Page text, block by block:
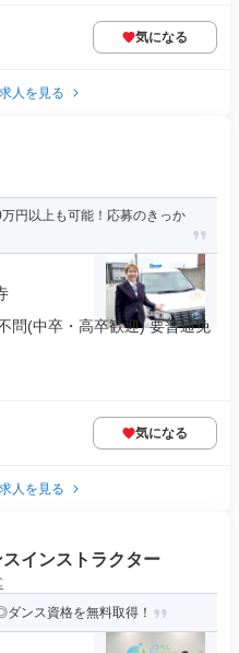
気になる
人を見る
円以上も可能！応募のきっか
問(中卒・高卒歓迎) 要普通免
気になる
人を見る
インストラクター
ンス資格を無料取得！